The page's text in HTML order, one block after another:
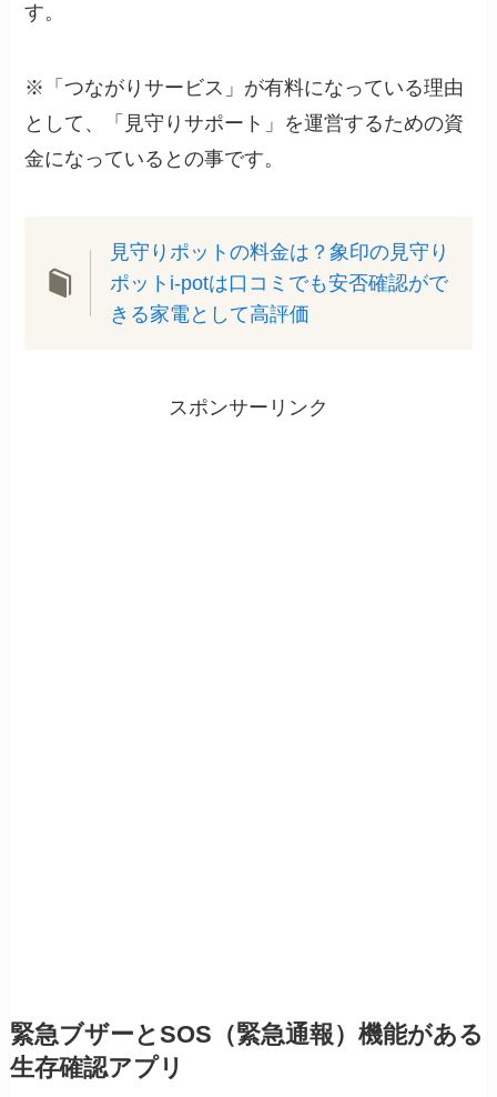
す。
※「つながりサービス」が有料になっている理由
として、「見守りサポート」を運営するための資
金になっているとの事です。
見守りポットの料金は？象印の見守り
ポットi-potは口コミでも安否確認がで
きる家電として高評価
スポンサーリンク
緊急ブザーとSOS（緊急通報）機能がある
生存確認アプリ